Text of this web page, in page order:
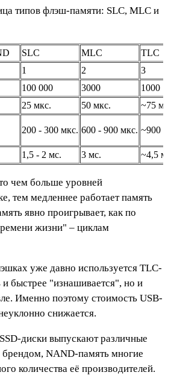
типов флэш-памяти: SLC, MLC и
SLC MLC
TLC
1 2
3
100 000 3000
1000
25 мкс. 50 мкс.
~75
200 - 300 мкс. 600 - 900 мкс. ~900 -
1,5 - 2 мс. 3 мс. ~4,5
чем больше уровней
тем медленнее работает память
явно проигрывает, как по
жизни" – циклам
уже давно используется TLC-
и быстрее "изнашивается", но и
Именно поэтому стоимость USB-
снижается.
диски выпускают различные
NAND-память многие
количества её производителей.